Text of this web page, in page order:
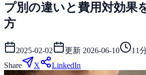
プ別の違いと費用対効果
方
2025-02-02 更新 2026-06-10 11
Share
X LinkedIn